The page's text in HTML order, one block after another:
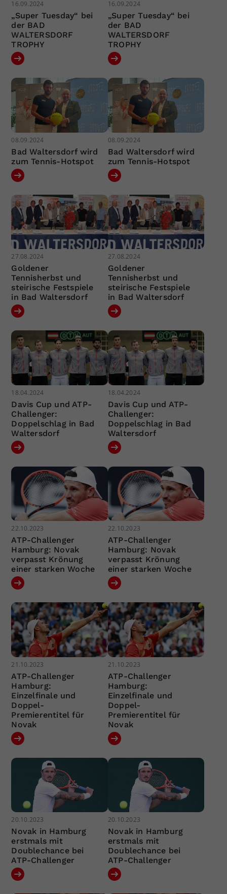
16.09.2024
„Super Tuesday“ bei
der BAD
WALTERSDORF
TROPHY
16.09.2024
„Super Tuesday“ bei
der BAD
WALTERSDORF
TROPHY
08.09.2024
Bad Waltersdorf wird
zum Tennis-Hotspot
08.09.2024
Bad Waltersdorf wird
zum Tennis-Hotspot
27.08.2024
Goldener
Tennisherbst und
steirische Festspiele
in Bad Waltersdorf
27.08.2024
Goldener
Tennisherbst und
steirische Festspiele
in Bad Waltersdorf
18.04.2024
Davis Cup und ATP-
Challenger:
Doppelschlag in Bad
Waltersdorf
18.04.2024
Davis Cup und ATP-
Challenger:
Doppelschlag in Bad
Waltersdorf
22.10.2023
ATP-Challenger
Hamburg: Novak
verpasst Krönung
einer starken Woche
22.10.2023
ATP-Challenger
Hamburg: Novak
verpasst Krönung
einer starken Woche
21.10.2023
ATP-Challenger
Hamburg:
Einzelfinale und
Doppel-
Premierentitel für
Novak
21.10.2023
ATP-Challenger
Hamburg:
Einzelfinale und
Doppel-
Premierentitel für
Novak
20.10.2023
Novak in Hamburg
erstmals mit
Doublechance bei
ATP-Challenger
20.10.2023
Novak in Hamburg
erstmals mit
Doublechance bei
ATP-Challenger